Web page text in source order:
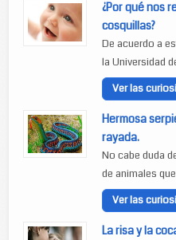
¿Por qué nos
cosquillas?
De acuerdo a
la Universidad
Ver las
Hermosa
rayada.
No cabe duda
de animales
Ver las
La risa y la